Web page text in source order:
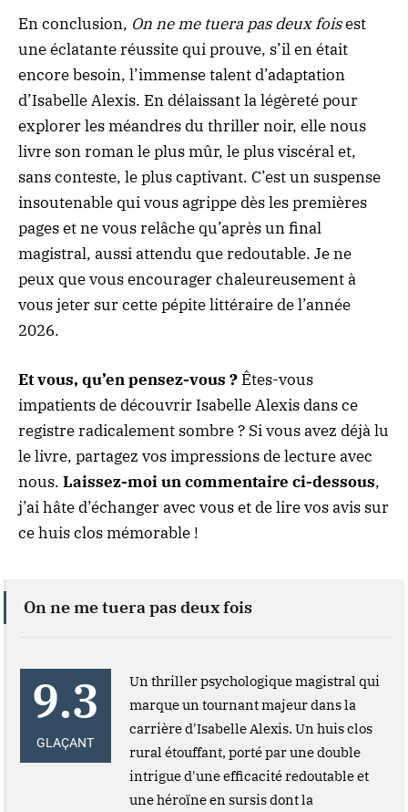
En conclusion, On ne me tuera pas deux foisest
une éclatante réussite qui prouve, s’il en était
encore besoin, l’immense talent d’adaptation
d’Isabelle Alexis. En délaissant la légèreté pour
explorer les méandres du thriller noir, elle nous
livre son roman le plus mûr, le plus viscéral et,
sans conteste, le plus captivant. C’est un suspense
insoutenable qui vous agrippe dès les premières
pages et ne vous relâche qu’après un final
magistral, aussi attendu que redoutable. Je ne
peux que vous encourager chaleureusement à
vous jeter sur cette pépite littéraire de l’année
2026.
Et vous, qu’en pensez-vous ? Êtes-vous
impatients de découvrir Isabelle Alexis dans ce
registre radicalement sombre ? Si vous avez déjà lu
le livre, partagez vos impressions de lecture avec
nous. Laissez-moi un commentaire ci-dessous,
j’ai hâte d’échanger avec vous et de lire vos avis sur
ce huis clos mémorable !
On ne me tuera pas deux fois
9.3
GLAÇANT
Un thriller psychologique magistral qui
marque un tournant majeur dans la
carrière d'Isabelle Alexis. Un huis clos
rural étouffant, porté par une double
intrigue d'une efficacité redoutable et
une héroïne en sursis dont la